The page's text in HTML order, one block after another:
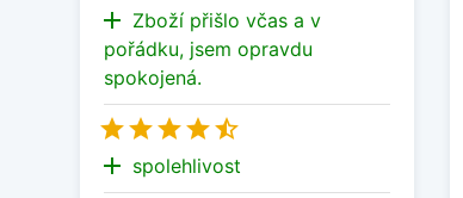
add Zboží přišlo včas a v
pořádku, jsem opravdu
spokojená.

add spolehlivost